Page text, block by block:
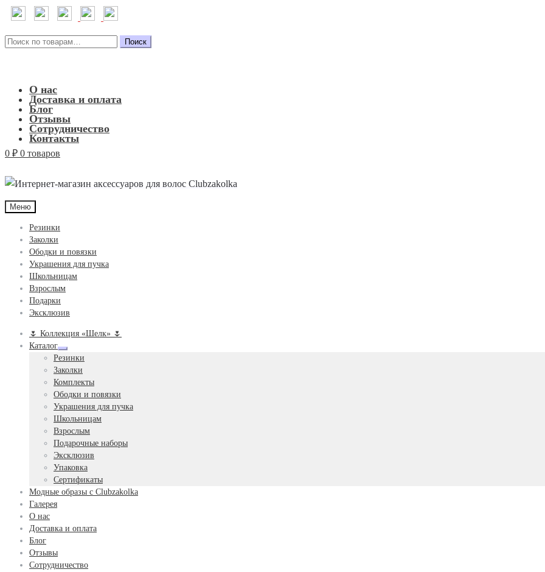
Искать: Поиск
О нас
Доставка и оплата
Блог
Отзывы
Сотрудничество
Контакты
0 ₽ 0 товаров
Меню
Резинки
Заколки
Ободки и повязки
Украшения для пучка
Школьницам
Взрослым
Подарки
Эксклюзив
🌷 Коллекция «Шелк» 🌷
Каталог
Развернутое
вложенное
меню
Резинки
Заколки
Комплекты
Ободки и повязки
Украшения для пучка
Школьницам
Взрослым
Подарочные наборы
Эксклюзив
Упаковка
Сертификаты
Модные образы с Clubzakolka
Галерея
О нас
Доставка и оплата
Блог
Отзывы
Сотрудничество